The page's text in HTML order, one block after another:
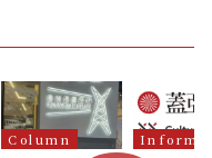
Column